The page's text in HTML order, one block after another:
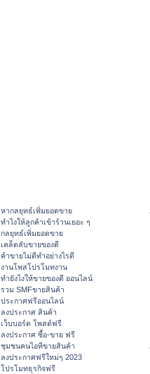
หากลยุทธ์เพิ่มยอดขาย
ทําไงให้ลูกค้าเข้าร้านเยอะ ๆ
กลยุทธ์เพิ่มยอดขาย
เคล็ดลับขายของดี
ค้าขายไม่ดีทำอย่างไรดี
งานโพสโปรโมทงาน
ทํายังไงให้ขายของดี ออนไลน์
รวม SMFขายสินค้า
ประกาศฟรีออนไลน์
ลงประกาศ สินค้า
เว็บบอร์ด โพสต์ฟรี
ลงประกาศ ซื้อ-ขาย ฟรี
ชุมชนคนไอทีขายสินค้า
ลงประกาศฟรีใหม่ๆ 2023
โปรโมทธุรกิจฟรี